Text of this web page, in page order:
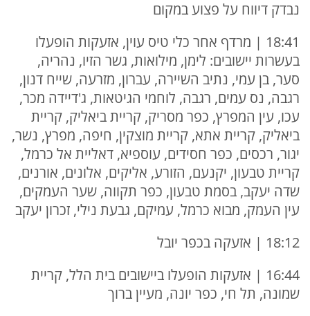
נבדק דיווח על פצוע במקום
18:41 | מרדף אחר כלי טיס עוין, אזעקות הופעלו
בעשרות יישובים: לימן, מילואות, גשר הזיו, נהריה,
סער, בן עמי, נתיב השיירה, עברון, מזרעה, שייח דנון,
רגבה, נס עמים, רגבה, לוחמי הגיטאות, ג'דיידה מכר,
עכו, עין המפרץ, כפר מסריק, קריית ביאליק, קריית
ביאליק, קריית אתא, קריית מוצקין, חיפה, מפרץ, נשר,
יגור, רכסים, כפר חסידים, עוספיא, דאליית אל כרמל,
קריית טבעון, יקנעם, הזורע, אליקים, אלונים, אורנים,
שדה יעקב, בסמת טבעון, כפר תקווה, שער העמקים,
עין העמק, מבוא כרמל, עמיקם, גבעת נילי, זכרון יעקב
18:12 | אזעקה בכפר יובל
16:44 | אזעקות הופעלו ביישובים בית הלל, קריית
שמונה, תל חי, כפר יונה, מעיין ברוך